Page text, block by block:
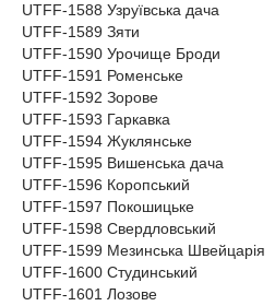
UTFF-1588 Узруївська дача
UTFF-1589 Зяти
UTFF-1590 Урочище Броди
UTFF-1591 Роменське
UTFF-1592 Зорове
UTFF-1593 Гаркавка
UTFF-1594 Жуклянське
UTFF-1595 Вишенська дача
UTFF-1596 Коропський
UTFF-1597 Покошицьке
UTFF-1598 Свердловський
UTFF-1599 Мезинська Швейцарія
UTFF-1600 Студинський
UTFF-1601 Лозове